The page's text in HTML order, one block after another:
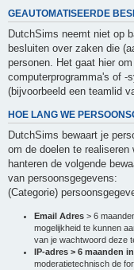
GEAUTOMATISEERDE
DutchSims neemt niet op
besluiten over zaken die
personen. Het gaat hier
computerprogramma's of -
(bijvoorbeeld een teamlid
HOE LANG WE
DutchSims bewaart je
om de doelen te realiseren
hanteren de volgende
van persoonsgegevens:
(Categorie)
Email Adres > 6
mogelijkheid te kunnen
van je wachtwoord deze
IP-adres > 6 maanden
moderatietechnisch de